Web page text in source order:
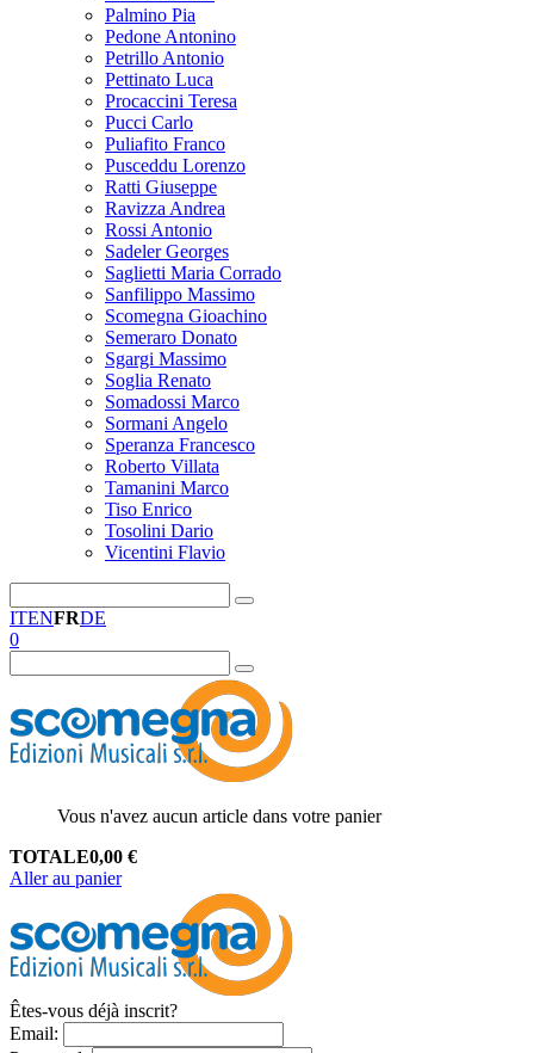
Palmino Pia
Pedone Antonino
Petrillo Antonio
Pettinato Luca
Procaccini Teresa
Pucci Carlo
Puliafito Franco
Pusceddu Lorenzo
Ratti Giuseppe
Ravizza Andrea
Rossi Antonio
Sadeler Georges
Saglietti Maria Corrado
Sanfilippo Massimo
Scomegna Gioachino
Semeraro Donato
Sgargi Massimo
Soglia Renato
Somadossi Marco
Sormani Angelo
Speranza Francesco
Roberto Villata
Tamanini Marco
Tiso Enrico
Tosolini Dario
Vicentini Flavio
ITENFRDE
0
Vous n'avez aucun article dans votre panier
TOTALE0,00 €
Aller au panier
Êtes-vous déjà inscrit?
Email: